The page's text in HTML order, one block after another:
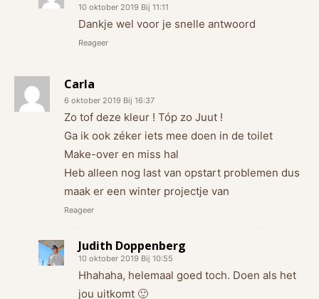
10 oktober 2019 Bij 11:11
Dankje wel voor je snelle antwoord
Reageer
Carla
6 oktober 2019 Bij 16:37
Zo tof deze kleur ! Tóp zo Juut !
Ga ik ook zéker iets mee doen in de toilet
Make-over en miss hal
Heb alleen nog last van opstart problemen dus
maak er een winter projectje van
Reageer
Judith Doppenberg
10 oktober 2019 Bij 10:55
Hhahaha, helemaal goed toch. Doen als het
jou uitkomt 🙂